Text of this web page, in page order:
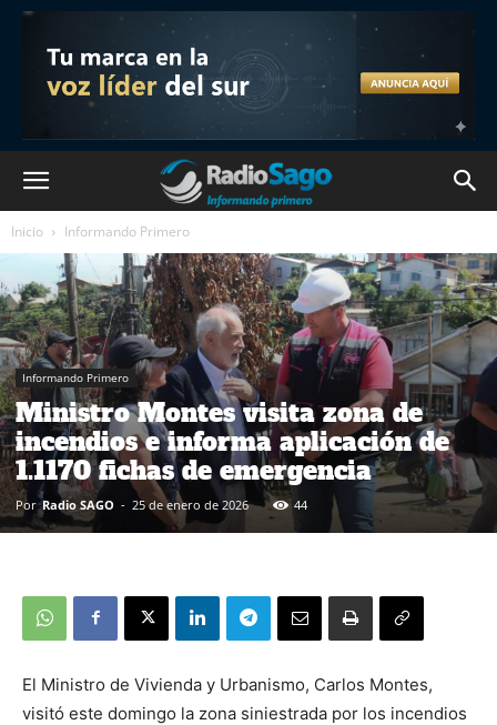
Inicio Informando Primero
Informando Primero
Ministro Montes visita zona de
incendios e informa aplicación de
1.1170 fichas de emergencia
Por Radio SAGO - 25 de enero de 2026 44
El Ministro de Vivienda y Urbanismo, Carlos Montes,
visitó este domingo la zona siniestrada por los incendios